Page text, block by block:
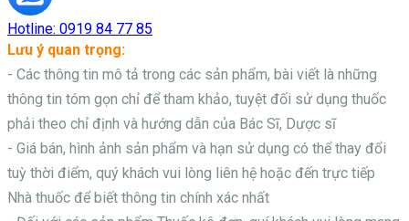
Hotline: 0919 84 77 85
Lưu ý quan trọng:
- Các thông tin mô tả trong các sản phẩm, bài viết là những
thông tin tóm gọn chỉ để tham khảo, tuyệt đối sử dụng thuốc
phải theo chỉ định và hướng dẫn của Bác Sĩ, Dược sĩ
- Giá bán, hình ảnh sản phẩm và hạn sử dụng có thể thay đổi
tuỳ thời điểm, quý khách vui lòng liên hệ hoặc đến trực tiếp
Nhà thuốc để biết thông tin chính xác nhất